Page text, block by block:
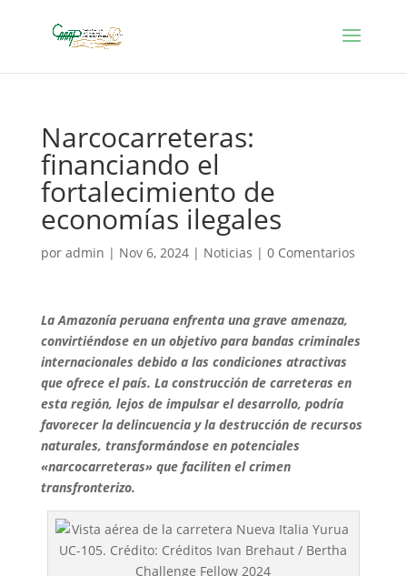
Narcocarreteras:
financiando el
fortalecimiento de
economías ilegales
por admin | Nov 6, 2024| Noticias | 0 Comentarios
La Amazonía peruana enfrenta una grave amenaza,
convirtiéndose en un objetivo para bandas criminales
internacionales debido a las condiciones atractivas
que ofrece el país. La construcción de carreteras en
esta región, lejos de impulsar el desarrollo, podría
favorecer la delincuencia y la destrucción de recursos
naturales, transformándose en potenciales
«narcocarreteras» que faciliten el crimen
transfronterizo.